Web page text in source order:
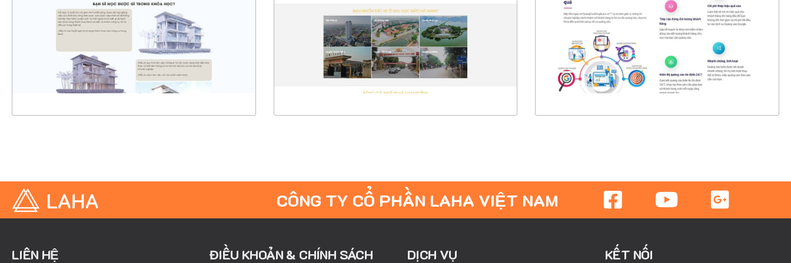
CHI TIẾT
XEM THỰC TẾ
CHI TIẾT
XEM THỰC TẾ XEM THỰC TẾ
CÔNG TY CỔ PHẦN LAHA VIỆT NAM
LIÊN HỆ ĐIỀU KHOẢN & CHÍNH SÁCH DỊCH VỤ KẾT NỐI